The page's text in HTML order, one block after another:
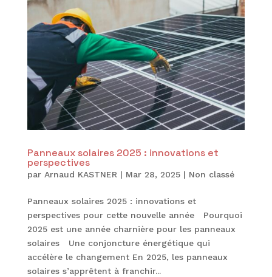
Panneaux solaires 2025 : innovations et
perspectives
par Arnaud KASTNER| Mar 28, 2025| Non classé
Panneaux solaires 2025 : innovations et
perspectives pour cette nouvelle année Pourquoi
2025 est une année charnière pour les panneaux
solaires Une conjoncture énergétique qui
accélère le changement En 2025, les panneaux
solaires s’apprêtent à franchir...